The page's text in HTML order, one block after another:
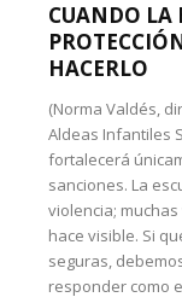
CUANDO LA
HACERLO
(Norma Valdés,
Aldeas Infantiles
fortalecerá
sanciones. La
violencia;
hace visible. Si
seguras,
responder como